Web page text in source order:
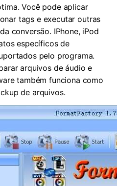
Você pode aplicar
tags e executar outras
conversão. IPhone, iPod
específicos de
pelo programa.
arquivos de áudio e
também funciona como
de arquivos.